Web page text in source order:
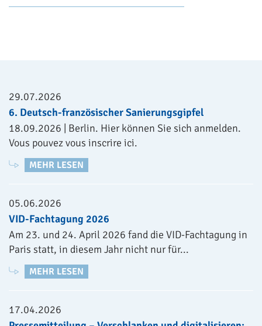
29.07.2026
6. Deutsch-französischer Sanierungsgipfel
18.09.2026 | Berlin. Hier können Sie sich anmelden.
Vous pouvez vous inscrire ici.
MEHR LESEN
05.06.2026
VID-Fachtagung 2026
Am 23. und 24. April 2026 fand die VID-Fachtagung in
Paris statt, in diesem Jahr nicht nur für...
MEHR LESEN
17.04.2026